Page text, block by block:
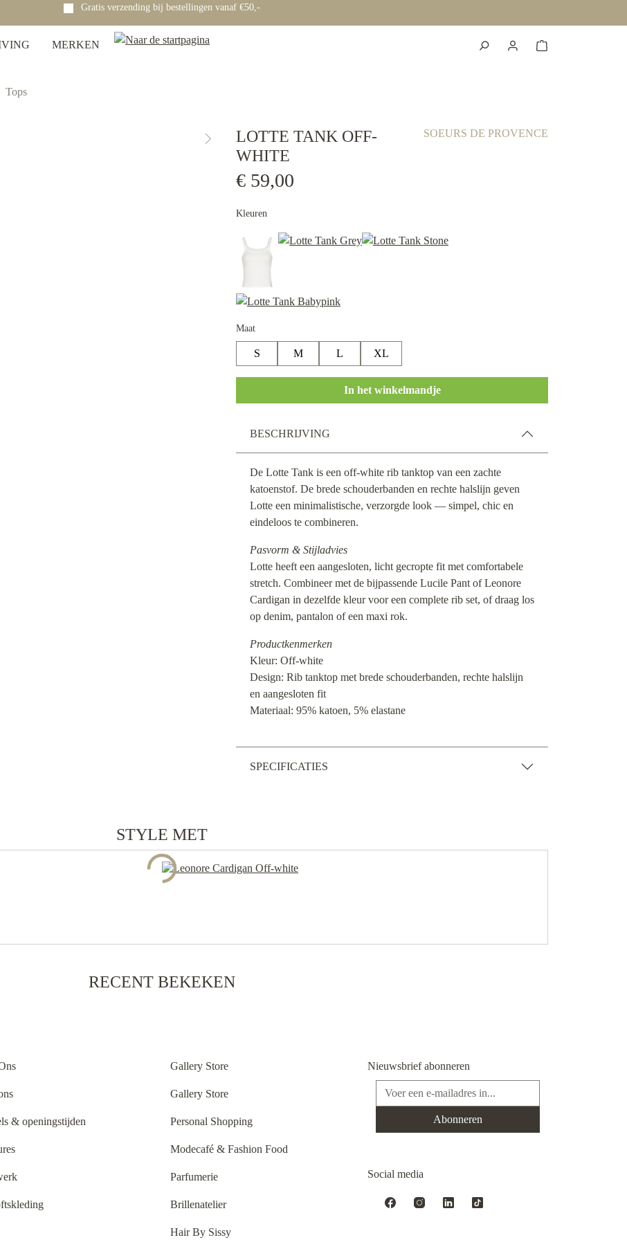
Gratis verzending bij bestellingen vanaf €50,-
MERKEN
Tops
LOTTE TANK OFF-
WHITE
SOEURS DE PROVENCE
€ 59,00
Kleuren
Maat
S M L XL
In het winkelmandje
BESCHRIJVING
De Lotte Tank is een off-white rib tanktop van een zachte
katoenstof. De brede schouderbanden en rechte halslijn geven
Lotte een minimalistische, verzorgde look — simpel, chic en
eindeloos te combineren.
Pasvorm & Stijladvies
Lotte heeft een aangesloten, licht gecropte fit met comfortabele
stretch. Combineer met de bijpassende Lucile Pant of Leonore
Cardigan in dezelfde kleur voor een complete rib set, of draag los
op denim, pantalon of een maxi rok.
Productkenmerken
Kleur: Off-white
Design: Rib tanktop met brede schouderbanden, rechte halslijn
en aangesloten fit
Materiaal: 95% katoen, 5% elastane
SPECIFICATIES
STYLE MET
RECENT BEKEKEN
& openingstijden
Gallery Store
Gallery Store
Personal Shopping
Modecafé & Fashion Food
Parfumerie
Brillenatelier
Hair By Sissy
Nieuwsbrief abonneren
E-mailadres*
Abonneren
Social media